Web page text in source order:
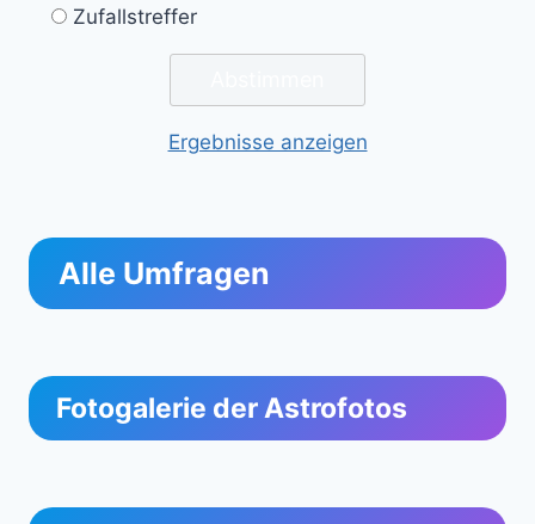
Zufallstreffer
Ergebnisse anzeigen
Alle Umfragen
Fotogalerie der Astrofotos